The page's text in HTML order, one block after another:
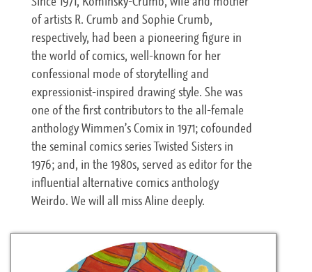
of artists R. Crumb and Sophie Crumb,
respectively, had been a pioneering figure in
the world of comics, well-known for her
confessional mode of storytelling and
expressionist-inspired drawing style. She was
one of the first contributors to the all-female
anthology Wimmen’s Comix in 1971; cofounded
the seminal comics series Twisted Sisters in
1976; and, in the 1980s, served as editor for the
influential alternative comics anthology
Weirdo. We will all miss Aline deeply.